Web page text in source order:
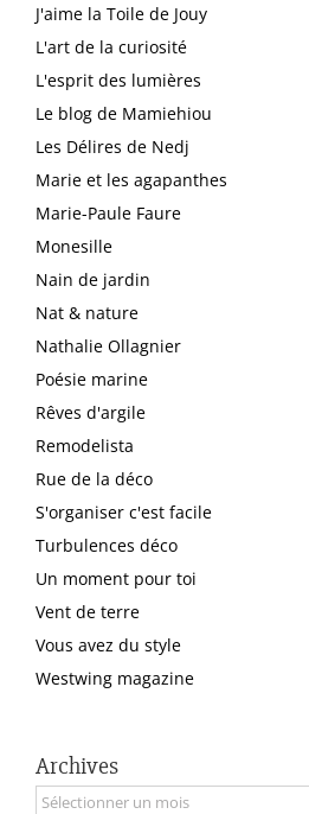
J'aime la Toile de Jouy
L'art de la curiosité
L'esprit des lumières
Le blog de Mamiehiou
Les Délires de Nedj
Marie et les agapanthes
Marie-Paule Faure
Monesille
Nain de jardin
Nat & nature
Nathalie Ollagnier
Poésie marine
Rêves d'argile
Remodelista
Rue de la déco
S'organiser c'est facile
Turbulences déco
Un moment pour toi
Vent de terre
Vous avez du style
Westwing magazine
Archives
Archives